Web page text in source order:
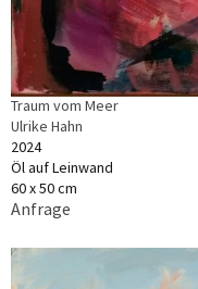
Traum vom Meer
Ulrike Hahn
2024
Öl auf Leinwand
60 x 50 cm
Anfrage